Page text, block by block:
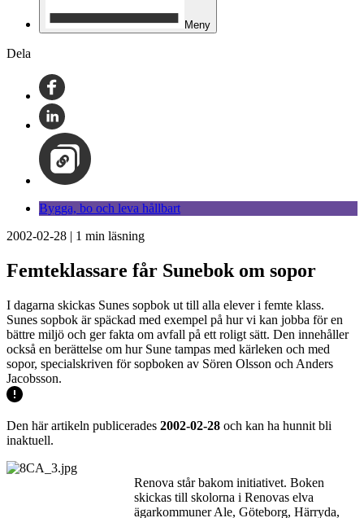
Meny
Dela
Bygga, bo och leva hållbart
2002-02-28 | 1 min läsning
Femteklassare får Sunebok om sopor
I dagarna skickas Sunes sopbok ut till alla elever i femte klass.
Sunes sopbok är späckad med exempel på hur vi kan jobba för en
bättre miljö och ger fakta om avfall på ett roligt sätt. Den innehåller
också en berättelse om hur Sune tampas med kärleken och med
sopor, specialskriven för sopboken av Sören Olsson och Anders
Jacobsson.
Den här artikeln publicerades 2002-02-28 och kan ha hunnit bli
inaktuell.
Renova står bakom initiativet. Boken
skickas till skolorna i Renovas elva
ägarkommuner Ale, Göteborg, Härryda,